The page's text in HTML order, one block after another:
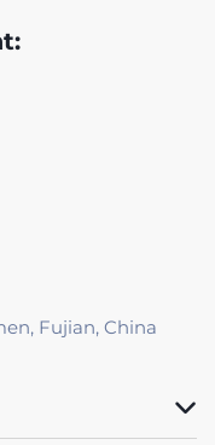
Fujian, China